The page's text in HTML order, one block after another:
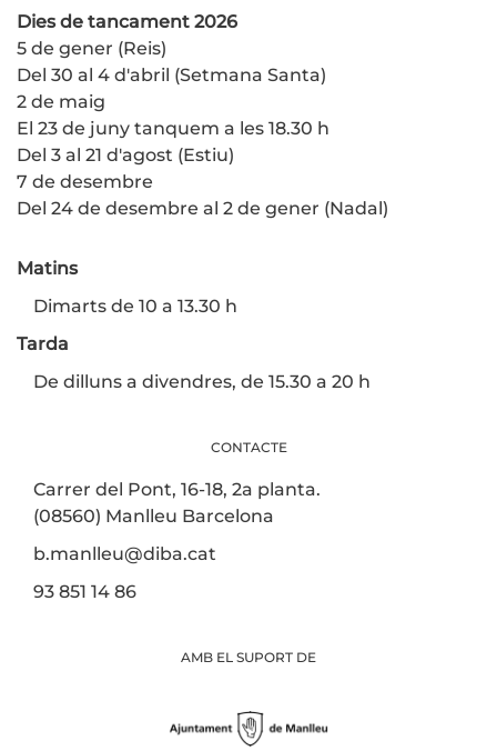
Dies de tancament 2026
5 de gener (Reis)
Del 30 al 4 d'abril (Setmana Santa)
2 de maig
El 23 de juny tanquem a les 18.30 h
Del 3 al 21 d'agost (Estiu)
7 de desembre
Del 24 de desembre al 2 de gener (Nadal)
Matins
Dimarts de 10 a 13.30 h
Tarda
De dilluns a divendres, de 15.30 a 20 h
CONTACTE
Carrer del Pont, 16-18, 2a planta.
(08560) Manlleu Barcelona
b.manlleu@diba.cat
93 851 14 86
AMB EL SUPORT DE